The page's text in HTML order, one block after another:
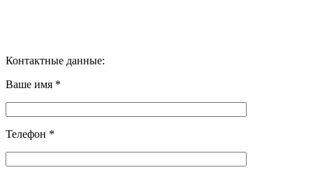
Контактные данные:
Ваше имя *
Телефон *